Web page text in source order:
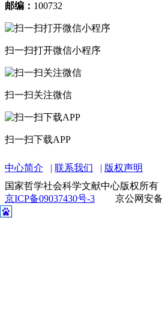
邮编： 100732
扫一扫打开微信小程序
扫一扫关注微信
扫一扫下载APP
中心简介 联系我们
版权声明
国家哲学社会科学文献中心版权所有
京ICP备09037430号-3
京公网安